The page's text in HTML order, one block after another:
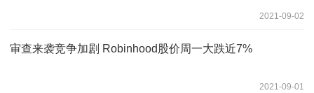
2021-09-02
审查来袭竞争加剧 Robinhood股价周一大跌近7%
2021-09-01